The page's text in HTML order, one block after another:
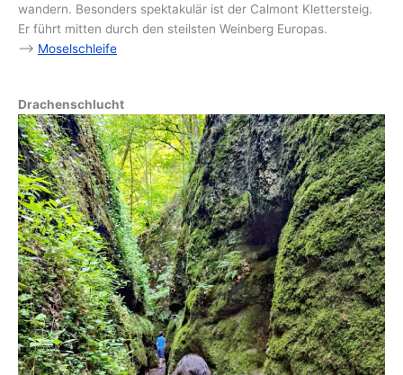
wandern. Besonders spektakulär ist der Calmont Klettersteig.
Er führt mitten durch den steilsten Weinberg Europas.
–> Moselschleife
Drachenschlucht